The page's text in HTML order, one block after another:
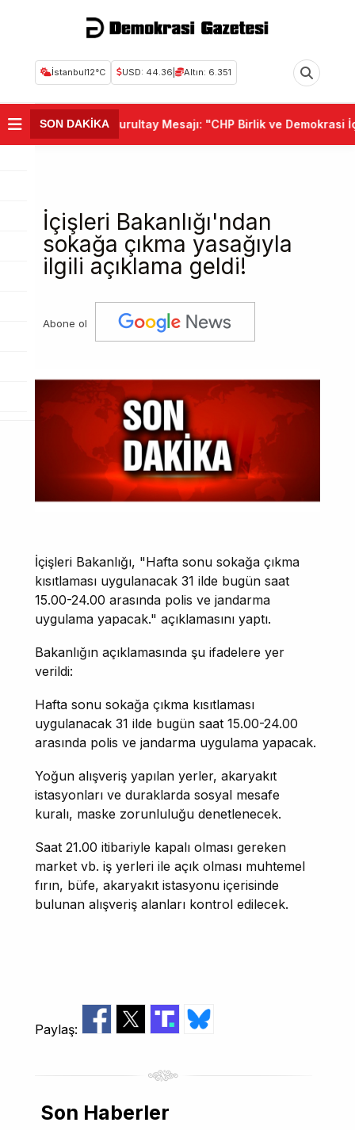
İstanbul12°C USD: 44.36 Altın: 6.351
SON DAKİKAKurultay Mesajı: "CHP Birlik ve Demokrasi
İçişleri Bakanlığı'ndan
sokağa çıkma yasağıyla
ilgili açıklama geldi!
Abone ol
İçişleri Bakanlığı, "Hafta sonu sokağa çıkma
kısıtlaması uygulanacak 31 ilde bugün saat
15.00-24.00 arasında polis ve jandarma
uygulama yapacak." açıklamasını yaptı.
Bakanlığın açıklamasında şu ifadelere yer
verildi:
Hafta sonu sokağa çıkma kısıtlaması
uygulanacak 31 ilde bugün saat 15.00-24.00
arasında polis ve jandarma uygulama yapacak.
Yoğun alışveriş yapılan yerler, akaryakıt
istasyonları ve duraklarda sosyal mesafe
kuralı, maske zorunluluğu denetlenecek.
Saat 21.00 itibariyle kapalı olması gereken
market vb. iş yerleri ile açık olması muhtemel
fırın, büfe, akaryakıt istasyonu içerisinde
bulunan alışveriş alanları kontrol edilecek.
Paylaş:
Son Haberler